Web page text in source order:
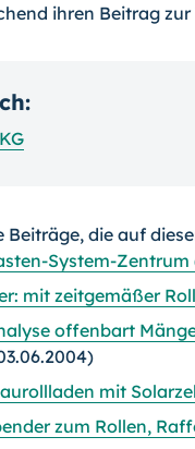
ihren Beitrag
Beiträge, die auf
System-
mit zeitgemäßer
offenbart
mit
zum Rollen,